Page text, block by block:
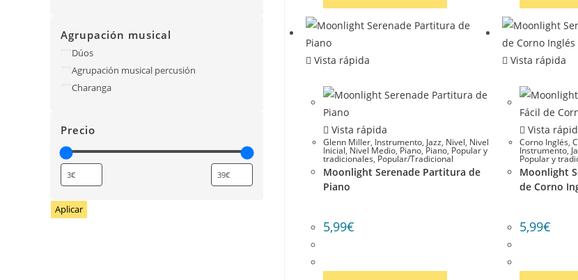
Agrupación musical
Agrupación
musical
Dúos
Agrupación musical percusión
Charanga
Precio
Aplicar
Vista rápida
Vista rápida
Glenn Miller, Instrumento, Jazz, Nivel, Nivel
Inicial, Nivel Medio, Piano, Piano, Popular y
tradicionales, Popular/Tradicional
Moonlight Serenade Partitura de
Piano
5,99€
Vista rápida
Vista
Corno Inglés,
Instrumento,
Popular y
Moonlight
de Corno
5,99€